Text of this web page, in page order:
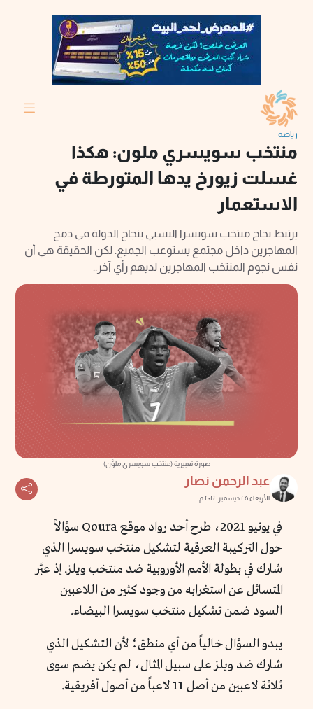
رياضة
منتخب سويسري ملون: هكذا
غسلت زيورخ يدها المتورطة في
الاستعمار
يرتبط نجاح منتخب سويسرا النسبي بنجاح الدولة في دمج
المهاجرين داخل مجتمع يستوعب الجميع. لكن الحقيقة هي أن
نفس نجوم المنتخب المهاجرين لديهم رأي آخر..
صورة تعبيرية (منتخب سويسري ملوَّن)
عبد الرحمن نصار
الأربعاء ٢٥ ديسمبر ٢٠٢٤ م
في يونيو 2021، طرح أحد رواد موقع Qoura سؤالاً
حول التركيبة العرقية لتشكيل منتخب سويسرا الذي
شارك في بطولة الأمم الأوروبية ضد منتخب ويلز. إذ عبَّر
المتسائل عن استغرابه من وجود كثير من اللاعبين
السود ضمن تشكيل منتخب سويسرا البيضاء.
يبدو السؤال خالياً من أي منطق؛ لأن التشكيل الذي
شارك ضد ويلز على سبيل المثال، لم يكن يضم سوى
ثلاثة لاعبين من أصل 11 لاعباً من أصول أفريقية.